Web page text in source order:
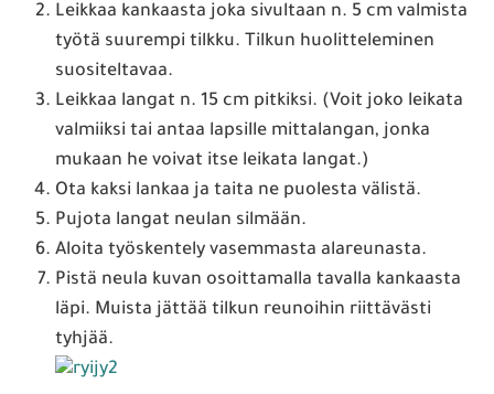
Leikkaa kankaasta joka sivultaan n. 5 cm valmista
työtä suurempi tilkku. Tilkun huolitteleminen
suositeltavaa.
Leikkaa langat n. 15 cm pitkiksi. (Voit joko leikata
valmiiksi tai antaa lapsille mittalangan, jonka
mukaan he voivat itse leikata langat.)
Ota kaksi lankaa ja taita ne puolesta välistä.
Pujota langat neulan silmään.
Aloita työskentely vasemmasta alareunasta.
Pistä neula kuvan osoittamalla tavalla kankaasta
läpi. Muista jättää tilkun reunoihin riittävästi
tyhjää.